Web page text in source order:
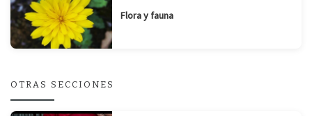
Flora y fauna
OTRAS SECCIONES